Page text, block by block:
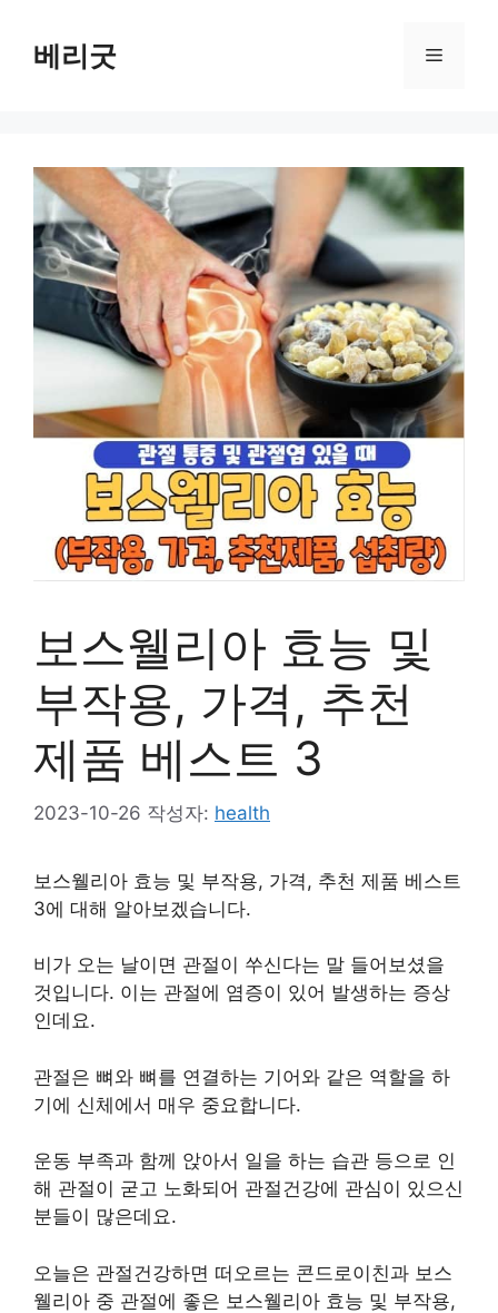
베리굿 메
보스웰리아 효능 및
부작용, 가격, 추천
제품 베스트 3
2023-10-26 작성자: health
보스웰리아 효능 및 부작용, 가격, 추천 제품 베스트
3에 대해 알아보겠습니다.
비가 오는 날이면 관절이 쑤신다는 말 들어보셨을
것입니다. 이는 관절에 염증이 있어 발생하는 증상
인데요.
관절은 뼈와 뼈를 연결하는 기어와 같은 역할을 하
기에 신체에서 매우 중요합니다.
운동 부족과 함께 앉아서 일을 하는 습관 등으로 인
해 관절이 굳고 노화되어 관절건강에 관심이 있으신
분들이 많은데요.
오늘은 관절건강하면 떠오르는 콘드로이친과 보스
웰리아 중 관절에 좋은 보스웰리아 효능 및 부작용,